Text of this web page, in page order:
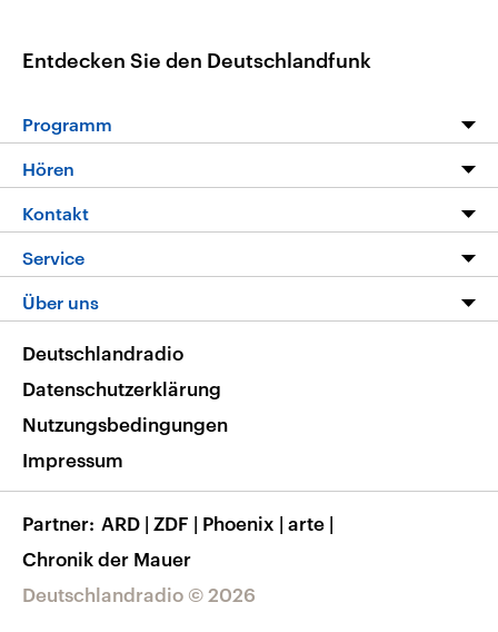
Entdecken Sie den Deutschlandfunk
Programm
Programm
Die Nachrichten
Nachrichtenleicht
Neue Beiträge auf dlf.de
Hören
Livestream
Podcasts
Deutschlandfunk App
Nachrichten App
Frequenzen
Kontakt
Hörerservice
Service
FAQ
Veranstaltungen
Musikliste
RSS
Über uns
Barrierefreiheit
Deutschlandradio © 2026
Deutschlandradio
Datenschutzerklärung
Nutzungsbedingungen
Impressum
Partner ARD | ZDF | Phoenix | arte |
Chronik der Mauer